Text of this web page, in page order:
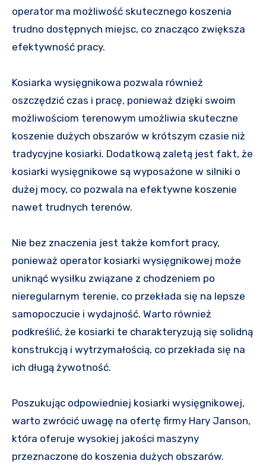
operator ma możliwość skutecznego koszenia
trudno dostępnych miejsc, co znacząco zwiększa
efektywność pracy.
Kosiarka wysięgnikowa pozwala również
oszczędzić czas i pracę, ponieważ dzięki swoim
możliwościom terenowym umożliwia skuteczne
koszenie dużych obszarów w krótszym czasie niż
tradycyjne kosiarki. Dodatkową zaletą jest fakt, że
kosiarki wysięgnikowe są wyposażone w silniki o
dużej mocy, co pozwala na efektywne koszenie
nawet trudnych terenów.
Nie bez znaczenia jest także komfort pracy,
ponieważ operator kosiarki wysięgnikowej może
uniknąć wysiłku związane z chodzeniem po
nieregularnym terenie, co przekłada się na lepsze
samopoczucie i wydajność. Warto również
podkreślić, że kosiarki te charakteryzują się solidną
konstrukcją i wytrzymałością, co przekłada się na
ich długą żywotność.
Poszukując odpowiedniej kosiarki wysięgnikowej,
warto zwrócić uwagę na ofertę firmy Hary Janson,
która oferuje wysokiej jakości maszyny
przeznaczone do koszenia dużych obszarów.